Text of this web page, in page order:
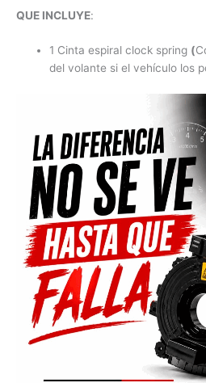
QUE INCLUYE:
1 Cinta espiral clock spring (
del volante si el vehículo los